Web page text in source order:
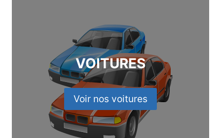
VOITURES
Voir nos voitures